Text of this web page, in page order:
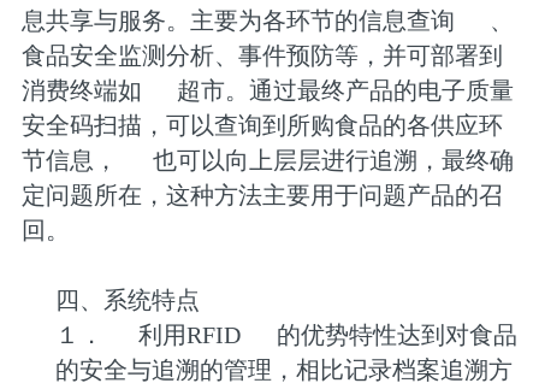
息共享与服务。主要为各环节的信息查询
、
食品安全监测分析、事件预防等，并可部署到
消费终端如
超市。通过最终产品的电子质量
安全码扫描，可以查询到所购食品的各供应环
节信息，
也可以向上层层进行追溯，最终确
定问题所在，这种方法主要用于问题产品的召
回。
四、系统特点
１．
利用RFID
的优势特性达到对食品
的安全与追溯的管理，相比记录档案追溯方